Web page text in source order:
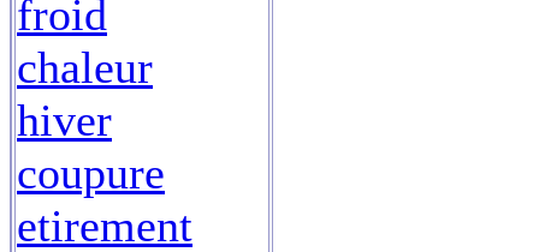
froid
chaleur
hiver
coupure
etirement